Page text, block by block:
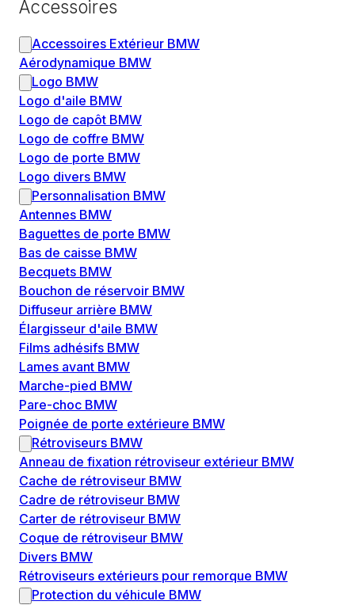
Accessoires
Accessoires Extérieur BMW
Aérodynamique BMW
Logo BMW
Logo d'aile BMW
Logo de capôt BMW
Logo de coffre BMW
Logo de porte BMW
Logo divers BMW
Personnalisation BMW
Antennes BMW
Baguettes de porte BMW
Bas de caisse BMW
Becquets BMW
Bouchon de réservoir BMW
Diffuseur arrière BMW
Élargisseur d'aile BMW
Films adhésifs BMW
Lames avant BMW
Marche-pied BMW
Pare-choc BMW
Poignée de porte extérieure BMW
Rétroviseurs BMW
Anneau de fixation rétroviseur extérieur BMW
Cache de rétroviseur BMW
Cadre de rétroviseur BMW
Carter de rétroviseur BMW
Coque de rétroviseur BMW
Divers BMW
Rétroviseurs extérieurs pour remorque BMW
Protection du véhicule BMW